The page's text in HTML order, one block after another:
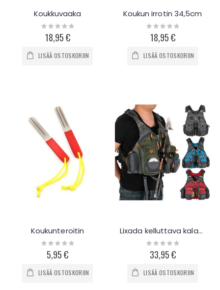
Koukkuvaaka
Rating:
0%
18,95 €
LISÄÄ OSTOSKORIIN
Koukun irrotin 34,5cm
Rating:
0%
18,95 €
LISÄÄ OSTOSKORIIN
Koukunteroitin
Rating:
0%5,95 €
LISÄÄ OSTOSKORIIN
Lixada kelluttava kalastusliivi 95kg
Rating:
0%
33,95 €
LISÄÄ OSTOSKORIIN